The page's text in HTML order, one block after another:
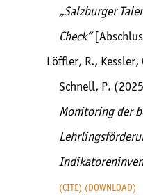
„Salzburger
Check“
Löffler, R., Kessler,
Schnell, P.
Monitoring der
CITE DOWNLOAD